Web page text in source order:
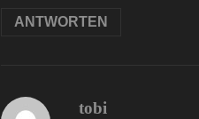
ANTWORTEN
tobi